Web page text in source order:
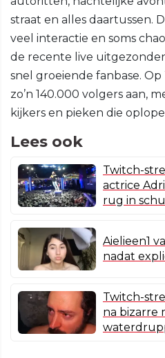
straat en alles daartussen.
veel interactie en soms
de recente live
snel groeiende fanbase.
zo’n 140.000 volgers aan,
kijkers en pieken die
Lees ook
Twitch-
actrice
rug in
Aielieen1
nadat
Twitch-
na bizarre